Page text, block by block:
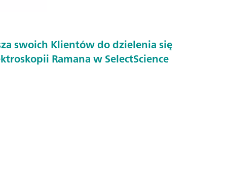
swoich Klientów do dzielenia się
Ramana w SelectScience